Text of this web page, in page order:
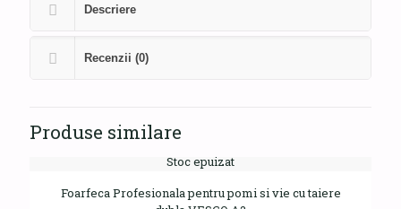
Descriere
Recenzii (0)
Produse similare
Stoc epuizat
Foarfeca Profesionala pentru pomi si vie cu taiere